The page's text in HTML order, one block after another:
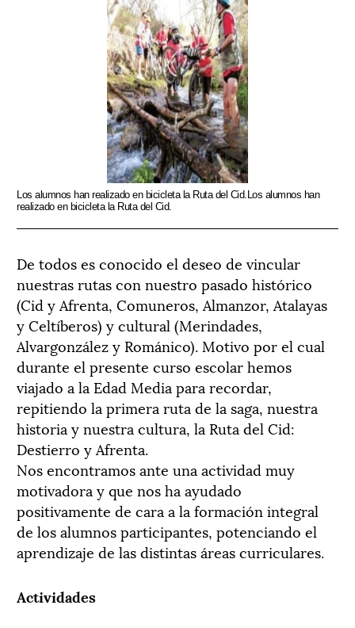
Los alumnos han realizado en bicicleta la Ruta del Cid.Los alumnos han
realizado en bicicleta la Ruta del Cid.
De todos es conocido el deseo de vincular
nuestras rutas con nuestro pasado histórico
(Cid y Afrenta, Comuneros, Almanzor, Atalayas
y Celtíberos) y cultural (Merindades,
Alvargonzález y Románico). Motivo por el cual
durante el presente curso escolar hemos
viajado a la Edad Media para recordar,
repitiendo la primera ruta de la saga, nuestra
historia y nuestra cultura, la Ruta del Cid:
Destierro y Afrenta.
Nos encontramos ante una actividad muy
motivadora y que nos ha ayudado
positivamente de cara a la formación integral
de los alumnos participantes, potenciando el
aprendizaje de las distintas áreas curriculares.
Actividades